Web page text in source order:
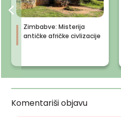
Zimbabve: Misterija
antičke afričke civlizacije
Komentariši objavu